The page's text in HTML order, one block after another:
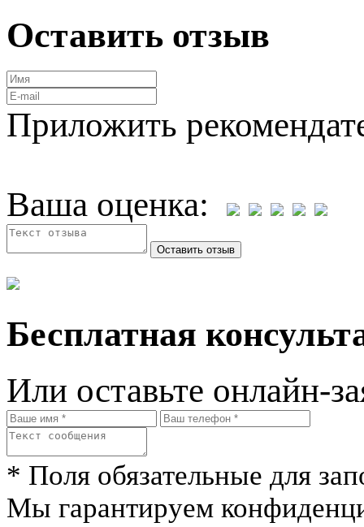
Оставить отзыв
Приложить
Ваша оценка:
Бесплатная
Или оставьте онлайн-
* Поля обязательные для
Мы гарантируем